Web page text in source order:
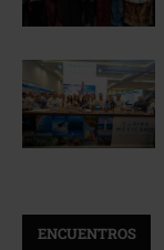
ENCUENTROS